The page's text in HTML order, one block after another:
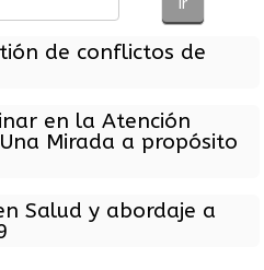
Ir
de conflictos de
en la Atención
Mirada a propósito
Salud y abordaje a